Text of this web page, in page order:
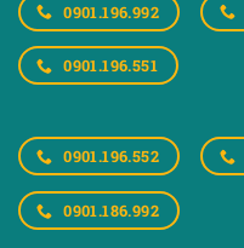
0901.196.992
0901.196.551
0901.196.552
0901.186.992